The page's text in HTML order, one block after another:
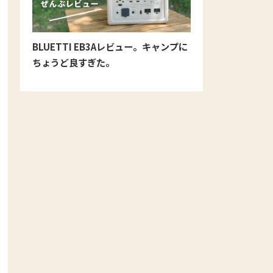
BLUETTI EB3Aレビュー。キャンプに
ちょうど良すぎた。